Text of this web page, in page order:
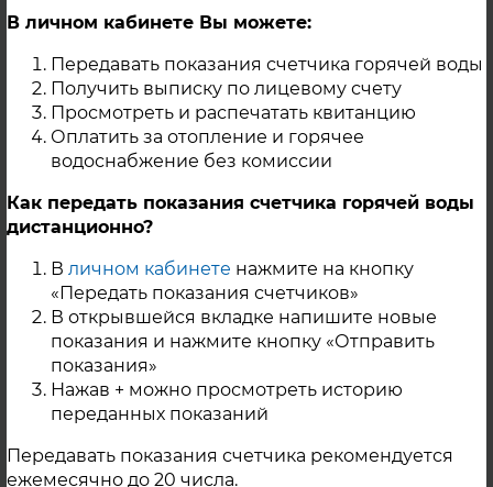
В личном кабинете Вы можете:
Передавать показания счетчика горячей воды
Получить выписку по лицевому счету
Просмотреть и распечатать квитанцию
Оплатить за отопление и горячее
водоснабжение без комиссии
Как передать показания счетчика горячей воды
дистанционно?
В личном кабинете нажмите на кнопку
«Передать показания счетчиков»
В открывшейся вкладке напишите новые
показания и нажмите кнопку «Отправить
показания»
Нажав + можно просмотреть историю
переданных показаний
Передавать показания счетчика рекомендуется
ежемесячно до 20 числа.
технологических потерь при передаче
тепловой энергии по сетям ООО
"Перспектива"
ПОСТАНОВЛЕНИЕ № 86_99 от 20.12.18 ООО
Перспектива компенсация потерь ТЭ
Информация о выводе источников тепловой
энергии, тепловых сетей из эксплуатации и
об основаниях
приостановления, ограничения и
энергии в случаях, предусмотренных
пунктами 70 и 76 Правил организации
теплоснабжения в РФ) по форме №9.
Скачать
Прочие
№ 49/130